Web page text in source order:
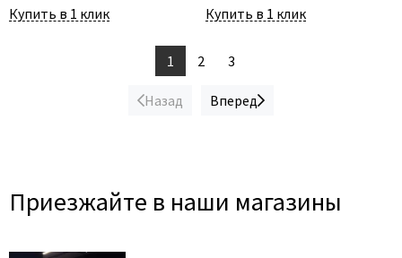
Купить в 1 клик Купить в 1 клик
Назад
1 2 3
Вперед
Приезжайте в наши магазины